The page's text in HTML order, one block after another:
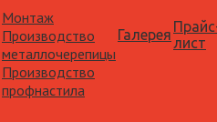
Монтаж
Производство
металлочерепицы
Производство
профнастила
Галерея лист